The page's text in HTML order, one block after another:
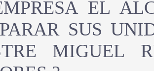
EL
SUS
MIGUEL